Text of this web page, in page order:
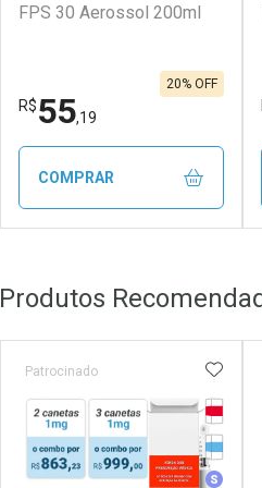
FPS 30 Aerossol 200ml
R$55,19
20% OFF
COMPRAR
Laboratório
Por Menos
Produtos
Tarja
Patrocinado